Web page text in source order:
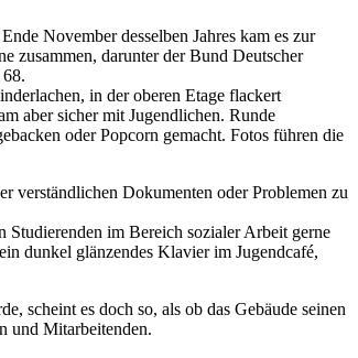
November desselben Jahres kam es zur
zusammen, darunter der Bund Deutscher
in der oberen Etage flackert
aber sicher mit Jugendlichen. Runde
oder Popcorn gemacht. Fotos führen die
verständlichen Dokumenten oder Problemen zu
im Bereich sozialer Arbeit gerne
dunkel glänzendes Klavier im Jugendcafé,
scheint es doch so, als ob das Gebäude seinen
und Mitarbeitenden.